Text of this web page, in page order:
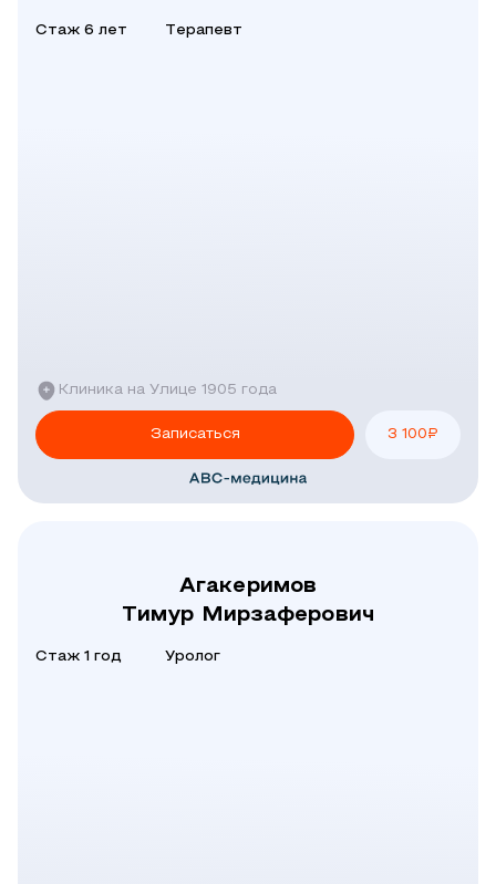
Стаж 6 лет Терапевт
Клиника на Улице 1905 года
Записаться 3 100₽
Агакеримов
Тимур Мирзаферович
Стаж 1 год Уролог